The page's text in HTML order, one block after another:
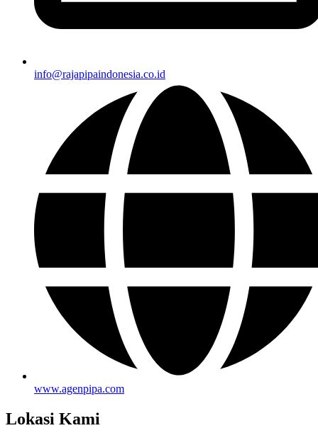
info@rajapipaindonesia.co.id
www.agenpipa.com
Lokasi Kami